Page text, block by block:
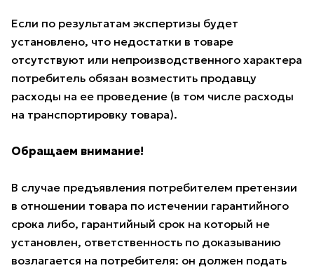
Если по результатам экспертизы будет
установлено, что недостатки в товаре
отсутствуют или непроизводственного характера
потребитель обязан возместить продавцу
расходы на ее проведение (в том числе расходы
на транспортировку товара).
Обращаем внимание!
В случае предъявления потребителем претензии
в отношении товара по истечении гарантийного
срока либо, гарантийный срок на который не
установлен, ответственность по доказыванию
возлагается на потребителя: он должен подать